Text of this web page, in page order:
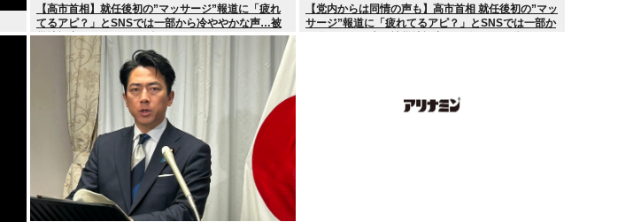
【高市首相】就任後初の”マッサージ”報道に「疲れ
てるアピ？」とSNSでは一部から冷ややかな声…被
災地視察”PV動画”から続く不信
【党内からは同情の声も】高市首相 就任後初の”マッ
サージ”報道に「疲れてるアピ？」とSNSでは一部か